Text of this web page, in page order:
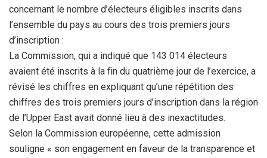
concernant le nombre d’électeurs éligibles inscrits dans
l’ensemble du pays au cours des trois premiers jours
d’inscription :
La Commission, qui a indiqué que 143 014 électeurs
avaient été inscrits à la fin du quatrième jour de l’exercice, a
révisé les chiffres en expliquant qu’une répétition des
chiffres des trois premiers jours d’inscription dans la région
de l’Upper East avait donné lieu à des inexactitudes.
Selon la Commission européenne, cette admission
souligne « son engagement en faveur de la transparence et